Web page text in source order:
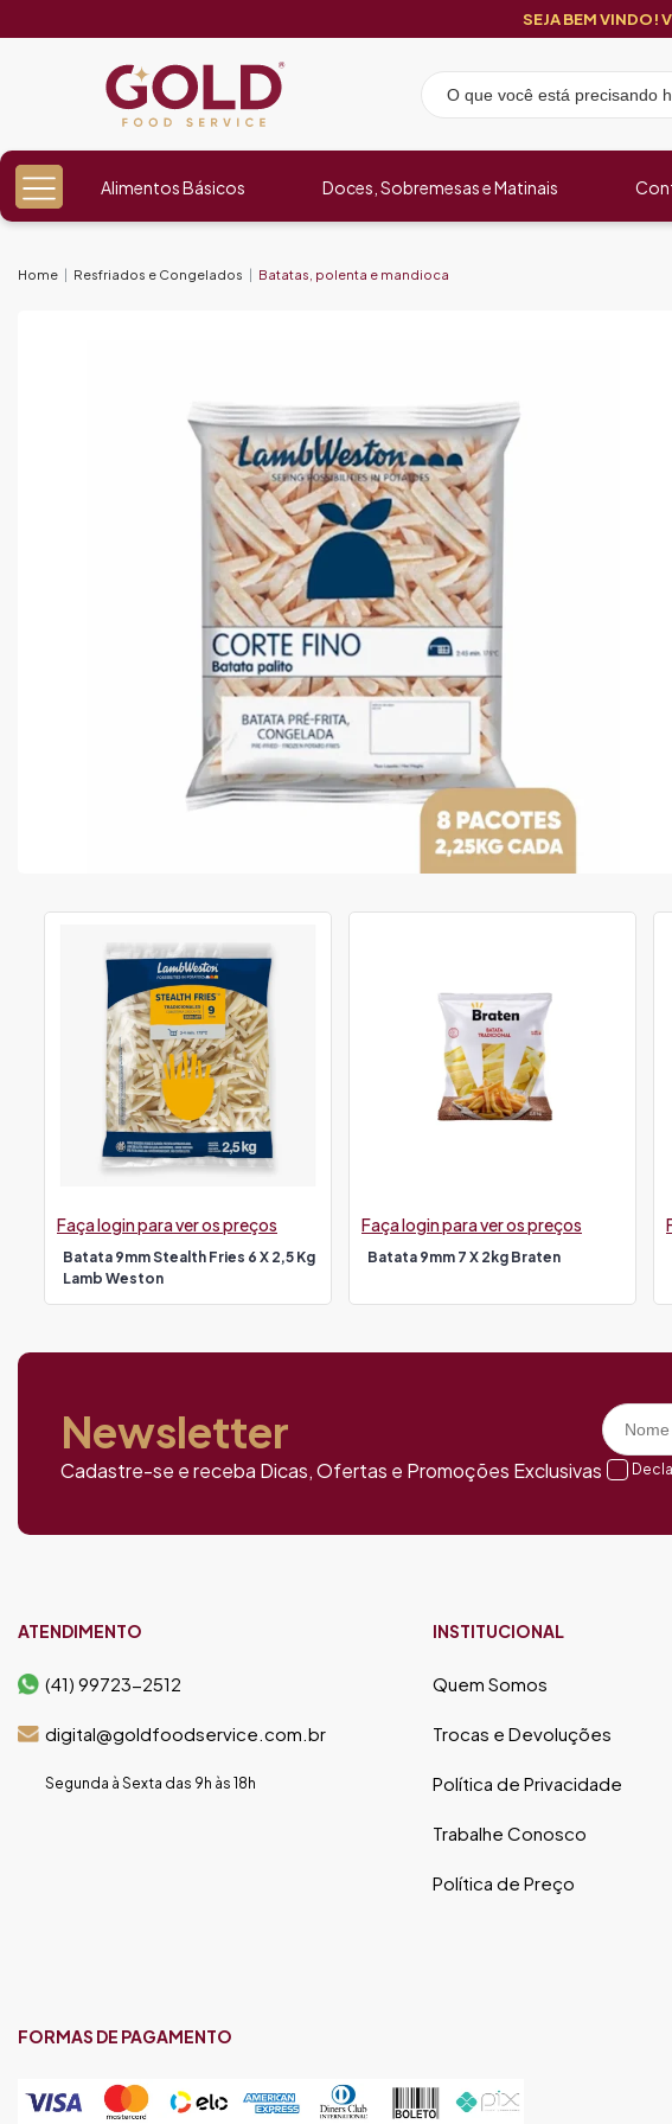
SEJA BEM VINDO!
Alimentos Básicos Doces, Sobremesas e Matinais
Home Resfriados e Congelados Batatas, polenta e mandioca
Batata 9mm Stealth Fries 6 X 2,5 Kg
Lamb Weston
Faça login para ver os preços
Batata 9mm 7 X 2kg Braten
Faça login para ver os preços
Newsletter
Cadastre-se e receba Dicas, Ofertas e Promoções Exclusivas
ATENDIMENTO
(41) 99723-2512
digital@goldfoodservice.com.br
Segunda à Sexta das 9h às 18h
INSTITUCIONAL
Quem Somos
Trocas e Devoluções
Política de Privacidade
Trabalhe Conosco
Política de Preço
FORMAS DE PAGAMENTO